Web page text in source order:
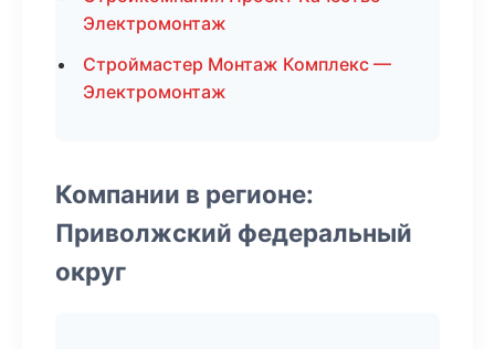
Электромонтаж
Строймастер Монтаж Комплекс —
Электромонтаж
Компании в регионе:
Приволжский федеральный
округ